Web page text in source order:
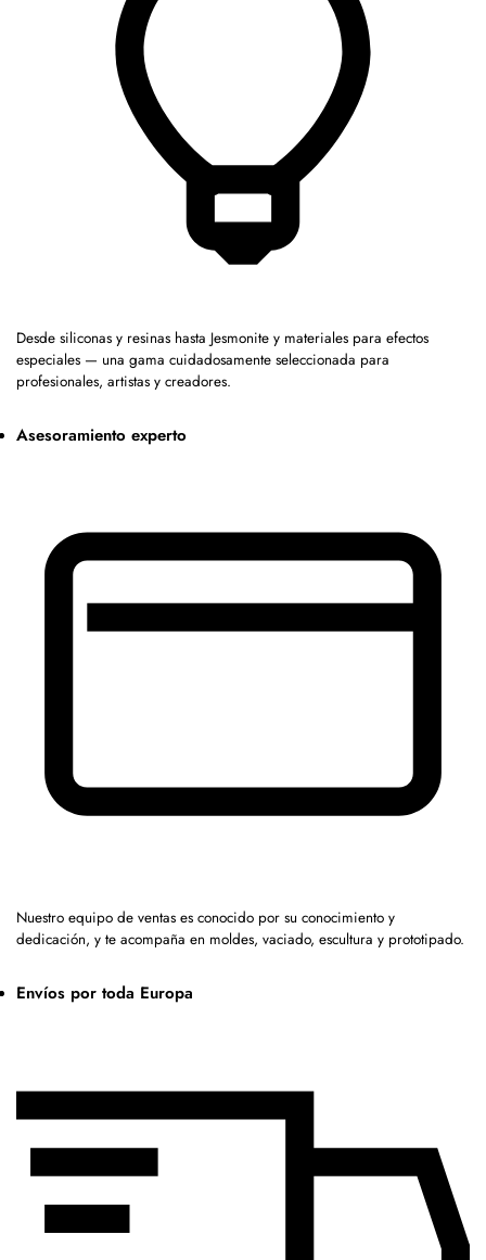
Desde siliconas y resinas hasta Jesmonite y materiales para efectos
especiales — una gama cuidadosamente seleccionada para
profesionales, artistas y creadores.
Asesoramiento experto
Nuestro equipo de ventas es conocido por su conocimiento y
dedicación, y te acompaña en moldes, vaciado, escultura y prototipado.
Envíos por toda Europa